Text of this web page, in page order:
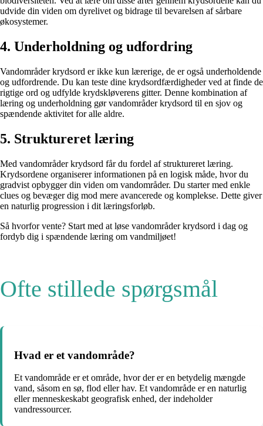
udvide din viden om dyrelivet og bidrage til bevarelsen af sårbare
økosystemer.
4. Underholdning og udfordring
Vandområder krydsord er ikke kun lærerige, de er også underholdende
og udfordrende. Du kan teste dine krydsordfærdigheder ved at finde de
rigtige ord og udfylde krydskløverens gitter. Denne kombination af
læring og underholdning gør vandområder krydsord til en sjov og
spændende aktivitet for alle aldre.
5. Struktureret læring
Med vandområder krydsord får du fordel af struktureret læring.
Krydsordene organiserer informationen på en logisk måde, hvor du
gradvist opbygger din viden om vandområder. Du starter med enkle
clues og bevæger dig mod mere avancerede og komplekse. Dette giver
en naturlig progression i dit læringsforløb.
Så hvorfor vente? Start med at løse vandområder krydsord i dag og
fordyb dig i spændende læring om vandmiljøet!
Ofte stillede spørgsmål
Hvad er et vandområde?
Et vandområde er et område, hvor der er en betydelig mængde
vand, såsom en sø, flod eller hav. Et vandområde er en naturlig
eller menneskeskabt geografisk enhed, der indeholder
vandressourcer.